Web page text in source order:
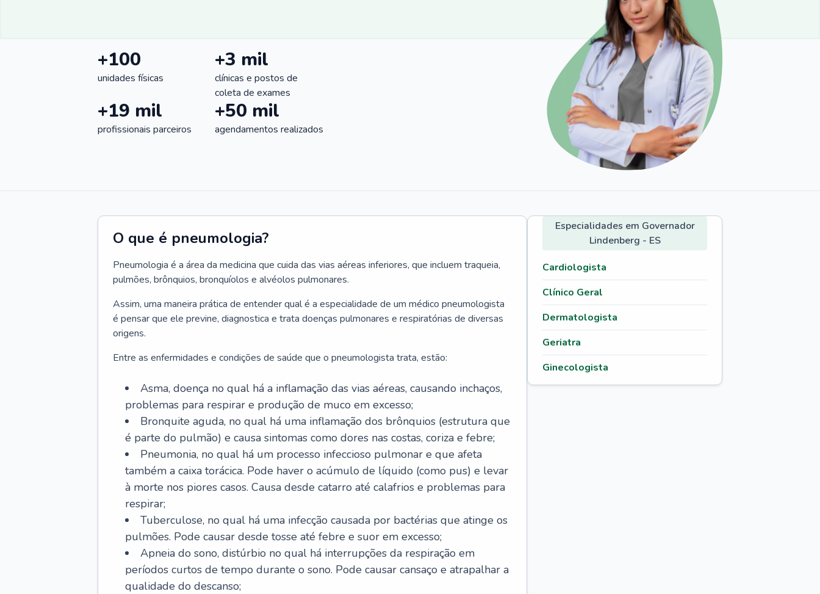
+100
unidades físicas
+3 mil
clínicas e postos de
coleta de exames
+19 mil
profissionais parceiros
+50 mil
agendamentos realizados
O que é pneumologia?
Pneumologia é a área da medicina que cuida das vias aéreas inferiores, que incluem traqueia,
pulmões, brônquios, bronquíolos e alvéolos pulmonares.
Assim, uma maneira prática de entender qual é a especialidade de um médico pneumologista
é pensar que ele previne, diagnostica e trata doenças pulmonares e respiratórias de diversas
origens.
Entre as enfermidades e condições de saúde que o pneumologista trata, estão:
Asma, doença no qual há a inflamação das vias aéreas, causando inchaços,
problemas para respirar e produção de muco em excesso;
Bronquite aguda, no qual há uma inflamação dos brônquios (estrutura que
é parte do pulmão) e causa sintomas como dores nas costas, coriza e febre;
Pneumonia, no qual há um processo infeccioso pulmonar e que afeta
também a caixa torácica. Pode haver o acúmulo de líquido (como pus) e levar
à morte nos piores casos. Causa desde catarro até calafrios e problemas para
respirar;
Tuberculose, no qual há uma infecção causada por bactérias que atinge os
pulmões. Pode causar desde tosse até febre e suor em excesso;
Apneia do sono, distúrbio no qual há interrupções da respiração em
períodos curtos de tempo durante o sono. Pode causar cansaço e atrapalhar a
qualidade do descanso;
Especialidades em Governador
Lindenberg - ES
Cardiologista
Clínico Geral
Dermatologista
Geriatra
Ginecologista